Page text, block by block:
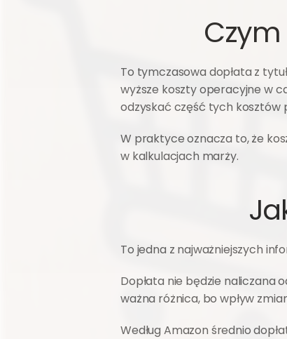
Czym
To tymczasowa dopłata z
wyższe koszty operacyjne w
odzyskać część tych kosztów
W praktyce oznacza to, że
w kalkulacjach marży.
To jedna z najważniejszych
Dopłata nie będzie naliczana
ważna różnica, bo wpływ
Według Amazon średnio